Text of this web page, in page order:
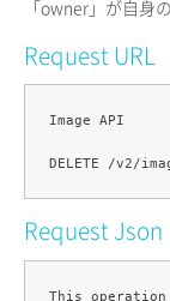
「owner」が自身
Request URL
Image API
Request Json